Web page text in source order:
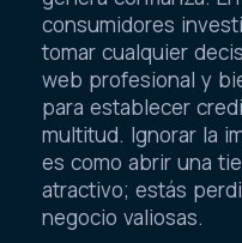
consumidores
tomar cualquier
web profesional y
para establecer
multitud. Ignorar la
es como abrir una
atractivo; estás
negocio valiosas.